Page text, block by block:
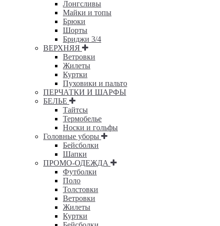
Лонгсливы
Майки и топы
Брюки
Шорты
Бриджи 3/4
ВЕРХНЯЯ
Ветровки
Жилеты
Куртки
Пуховики и пальто
ПЕРЧАТКИ И ШАРФЫ
БЕЛЬЕ
Тайтсы
Термобелье
Носки и гольфы
Головные уборы
Бейсболки
Шапки
ПРОМО-ОДЕЖДА
Футболки
Поло
Толстовки
Ветровки
Жилеты
Куртки